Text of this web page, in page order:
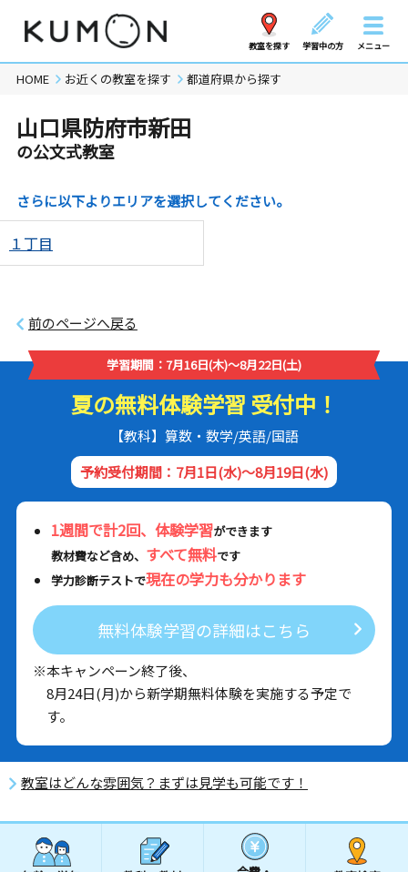
教室を探す 学習中の方 メニュー
HOME お近くの教室を探す 都道府県から探す
山口県防府市新田
の公文式教室
さらに以下よりエリアを選択してください。
１丁目
前のページへ戻る
学習期間：7月16日(木)～8月22日(土)
夏の無料体験学習 受付中！
【教科】算数・数学/英語/国語
予約受付期間：7月1日(水)～8月19日(水)
1週間で計2回、体験学習ができます
教材費など含め、 すべて無料です
学力診断テストで現在の学力も分かります
無料体験学習の詳細はこちら
※本キャンペーン終了後、
8月24日(月)から新学期無料体験を実施する予定で
す。
教室はどんな雰囲気？まずは見学も可能です！